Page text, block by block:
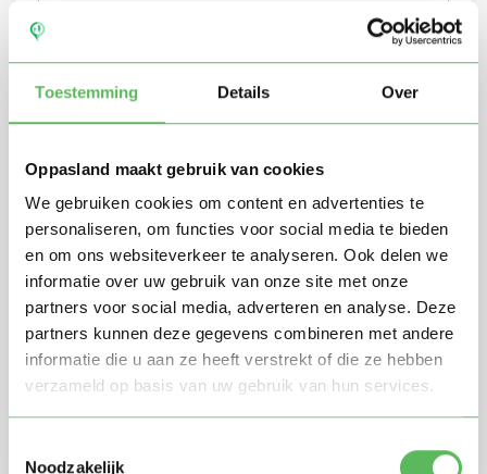
Toestemming Details Over
Oppasland maakt gebruik van cookies
We gebruiken cookies om content en advertenties te
personaliseren, om functies voor social media te bieden
en om ons websiteverkeer te analyseren. Ook delen we
informatie over uw gebruik van onze site met onze
partners voor social media, adverteren en analyse. Deze
partners kunnen deze gegevens combineren met andere
informatie die u aan ze heeft verstrekt of die ze hebben
verzameld op basis van uw gebruik van hun services.
Noodzakelijk
Stuur mij nieuwe profielen in mijn omgeving per
e-mail
Door te registreren ga je akkoord met deAlgemene
voorwaardenvan Oppasland.
Gratis aanmelden